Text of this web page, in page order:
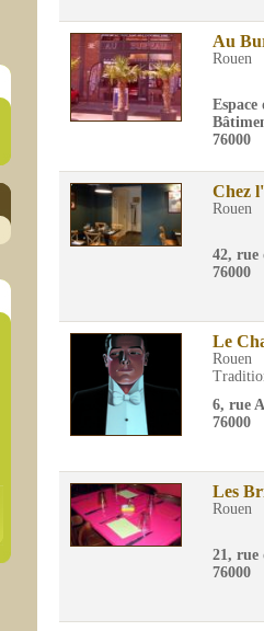
Au
Rouen
Espace
76000
Chez
Rouen
42, rue
76000
Le
Rouen
6, rue
76000
Les
Rouen
21, rue
76000